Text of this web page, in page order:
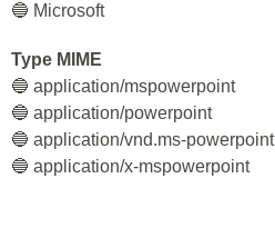
🔵 Microsoft
Type MIME
🔵 application/mspowerpoint
🔵 application/powerpoint
🔵 application/vnd.ms-powerpoint
🔵 application/x-mspowerpoint